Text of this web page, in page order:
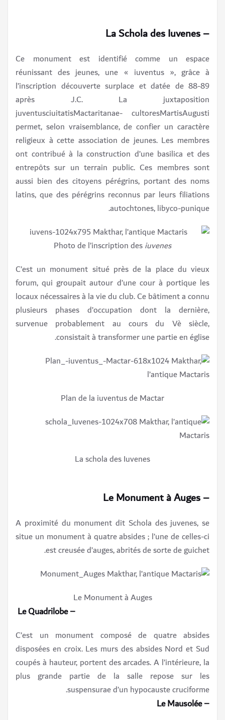
– La Schola des Iuvenes
Ce monument est identifié comme un espace
réunissant des jeunes, une « iuventus », grâce à
l’inscription découverte surplace et datée de 88-89
après J.C. La juxtaposition
juventusciuitatisMactaritanae- cultoresMartisAugusti
permet, selon vraisemblance, de confier un caractère
religieux à cette association de jeunes. Les membres
ont contribué à la construction d’une basilica et des
entrepôts sur un terrain public. Ces membres sont
aussi bien des citoyens pérégrins, portant des noms
latins, que des pérégrins reconnus par leurs filiations
autochtones, libyco-punique.
Photo de l’inscription desiuvenes
C’est un monument situé près de la place du vieux
forum, qui groupait autour d’une cour à portique les
locaux nécessaires à la vie du club. Ce bâtiment a connu
plusieurs phases d’occupation dont la dernière,
survenue probablement au cours du Vè siècle,
consistait à transformer une partie en église.
Plan de la iuventus de Mactar
La schola des Iuvenes
– Le Monument à Auges
A proximité du monument dit Schola des juvenes, se
situe un monument à quatre absides ; l’une de celles-ci
est creusée d’auges, abrités de sorte de guichet.
Le Monument à Auges
– Le Quadrilobe
C’est un monument composé de quatre absides
disposées en croix. Les murs des absides Nord et Sud
coupés à hauteur, portent des arcades. A l’intérieure, la
plus grande partie de la salle repose sur les
suspensurae d’un hypocauste cruciforme.
– Le Mausolée